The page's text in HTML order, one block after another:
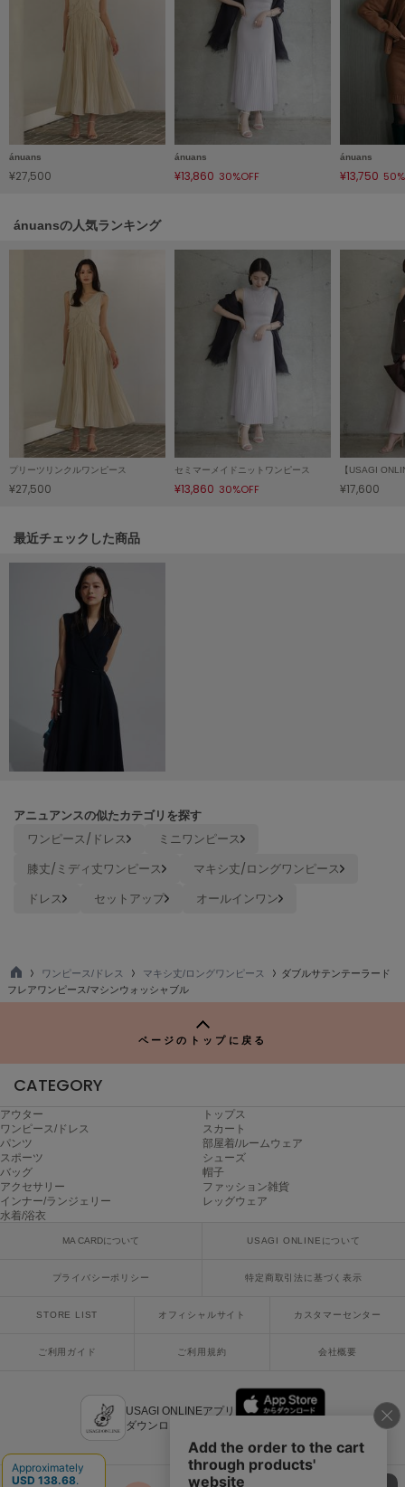
MICHU COQUETTE
ミチュ コケット
MIESROHE
miies miim
ミラオーウェン
モワージュ
NEW Balance
ネズ
オニツカ タイガー
オルグ
PATRICK
パトリック
ポローラ
PUMA
プーマ
リーボック
SALOMON
SESAME STREET MARKET
セサミストリートマーケット
SHAKA
シャカ
ánuans
¥27,500
ánuans
¥13,860 30%OFF
ánuans
¥13,750
ánuansの人気ランキング
プリーツリンクルワンピース
¥27,500
セミマーメイドニットワンピース
¥13,860 30%OFF ¥17,600
関連記事
最近チェックした商品
アニュアンスの似たカテゴリを探す
ワンピース/ドレス
ミニワンピース
膝丈/ミディ丈ワンピース
マキシ丈/ロングワンピース
ドレス
セットアップ オールインワン
TO
P
ワンピース/ドレス マキシ丈/ロングワンピース
ダブルサテンテーラード
フレアワンピース/マシンウォッシャブル
ページのトップに戻る
CATEGORY
アウター
トップス
ワンピース/ドレス
スカート
パンツ
部屋着/ルームウェア
スポーツ
シューズ
バッグ
帽子
アクセサリー
ファッション雑貨
インナー/ランジェリー
レッグウェア
水着/浴衣
MA CARDについて USAGI ONLINEについて
プライバシーポリシー 特定商取引法に基づく表示
STORE LIST オフィシャルサイト カスタマーセンター
ご利用ガイド ご利用規約 会社概要
USAGI ONLINEアプリ
ダウンロードはこちら